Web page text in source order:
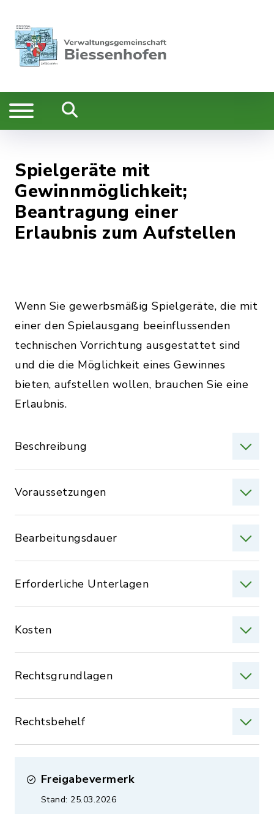
Spielgeräte mit
Gewinnmöglichkeit;
Beantragung einer
Erlaubnis zum Aufstellen
Wenn Sie gewerbsmäßig Spielgeräte, die mit
einer den Spielausgang beeinflussenden
technischen Vorrichtung ausgestattet sind
und die die Möglichkeit eines Gewinnes
bieten, aufstellen wollen, brauchen Sie eine
Erlaubnis.
Beschreibung
Voraussetzungen
Bearbeitungsdauer
Erforderliche Unterlagen
Kosten
Rechtsgrundlagen
Rechtsbehelf
Freigabevermerk
Stand: 25.03.2026